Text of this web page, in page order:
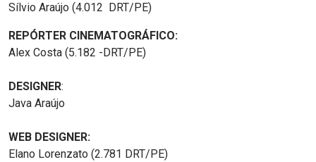
Sílvio Araújo (4.012 DRT/PE)
REPÓRTER CINEMATOGRÁFICO:
Alex Costa (5.182 -DRT/PE)
DESIGNER:
Java Araújo
WEB DESIGNER:
Elano Lorenzato (2.781 DRT/PE)